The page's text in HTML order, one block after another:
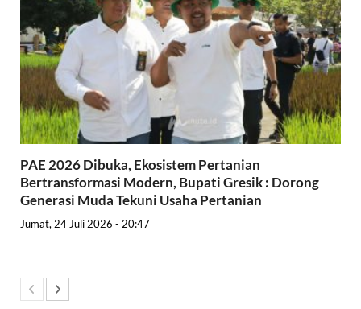
PAE 2026 Dibuka, Ekosistem Pertanian
Bertransformasi Modern, Bupati Gresik : Dorong
Generasi Muda Tekuni Usaha Pertanian
Jumat, 24 Juli 2026 - 20:47